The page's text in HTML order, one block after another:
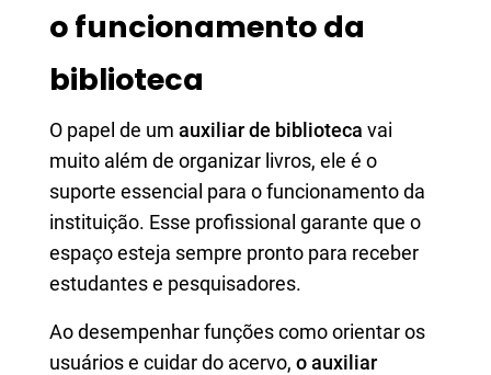
o funcionamento da
biblioteca
O papel de um auxiliar de biblioteca vai
muito além de organizar livros, ele é o
suporte essencial para o funcionamento da
instituição. Esse profissional garante que o
espaço esteja sempre pronto para receber
estudantes e pesquisadores.
Ao desempenhar funções como orientar os
usuários e cuidar do acervo, o auxiliar